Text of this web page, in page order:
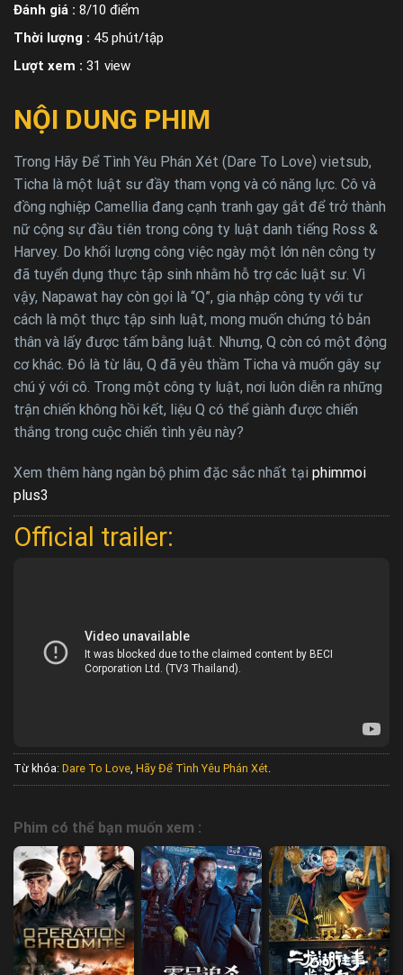
Đánh giá : 8/10 điểm
Thời lượng : 45 phút/tập
Lượt xem : 31 view
NỘI DUNG PHIM
Trong Hãy Để Tình Yêu Phán Xét (Dare To Love) vietsub,
Ticha là một luật sư đầy tham vọng và có năng lực. Cô và
đồng nghiệp Camellia đang cạnh tranh gay gắt để trở thành
nữ cộng sự đầu tiên trong công ty luật danh tiếng Ross &
Harvey. Do khối lượng công việc ngày một lớn nên công ty
đã tuyển dụng thực tập sinh nhằm hỗ trợ các luật sư. Vì
vậy, Napawat hay còn gọi là “Q”, gia nhập công ty với tư
cách là một thực tập sinh luật, mong muốn chứng tỏ bản
thân và lấy được tấm bằng luật. Nhưng, Q còn có một động
cơ khác. Đó là từ lâu, Q đã yêu thầm Ticha và muốn gây sự
chú ý với cô. Trong một công ty luật, nơi luôn diễn ra những
trận chiến không hồi kết, liệu Q có thể giành được chiến
thắng trong cuộc chiến tình yêu này?
Xem thêm hàng ngàn bộ phim đặc sắc nhất tại phimmoi
plus3
Official trailer:
Từ khóa: Dare To Love, Hãy Để Tình Yêu Phán Xét.
Phim có thể bạn muốn xem :